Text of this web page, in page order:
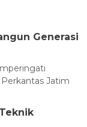
Generasi
Jatim